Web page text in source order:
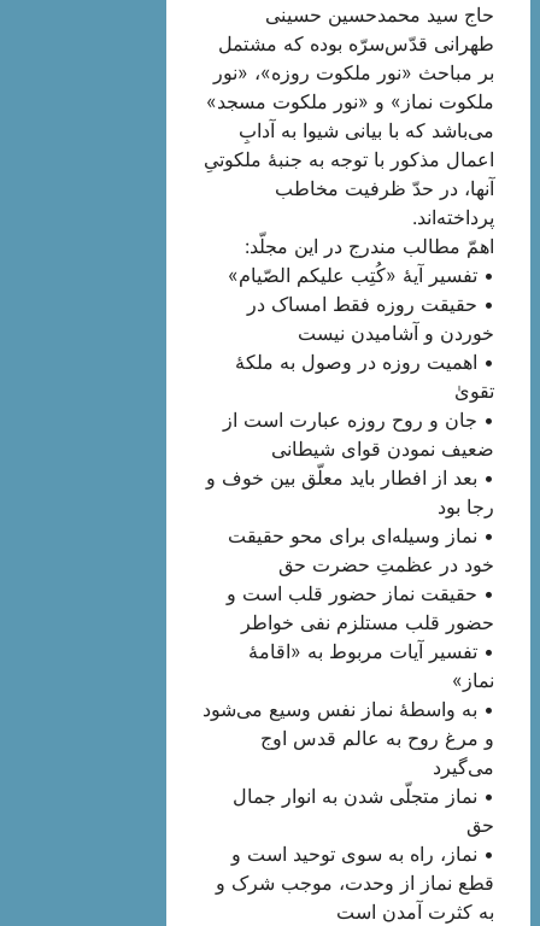
حاج سید محمد‌حسین حسینی
طهرانی قدّس‌سرّه بوده که مشتمل
بر مباحث «نور ملکوت روزه»، «نور
ملکوت نماز» و «نور ملکوت مسجد»
می‌باشد که با بیانی شیوا به آدابِ
اعمال مذکور با توجه به جنبۀ ملکوتیِ
آنها، در حدّ ظرفیت مخاطب
پرداخته‌اند.
اهمّ مطالب مندرج در این مجلّد:
• تفسیر آیۀ «کُتِب علیکم الصّیام»
• حقیقت روزه فقط امساک در
خوردن و آشامیدن نیست
• اهمیت روزه در وصول به ملکۀ
تقویٰ
• جان و روح روزه عبارت است از
ضعیف نمودن قوای شیطانی
• بعد از افطار باید معلّق بین خوف و
رجا بود
• نماز وسیله‌ای برای محو حقیقت
خود در عظمتِ حضرت حق
• حقیقت نماز حضور قلب است و
حضور قلب مستلزم نفی خواطر
• تفسیر آیات مربوط به «اقامۀ
نماز»
• به واسطۀ نماز نفس وسیع می‌شود
و مرغ روح به عالم قدس اوج
می‌‌گیرد
• نماز متجلّی شدن به انوار جمال
حق
• نماز، راه به سوی توحید است و
قطع نماز از وحدت، موجب شرک و
به کثرت آمدن است